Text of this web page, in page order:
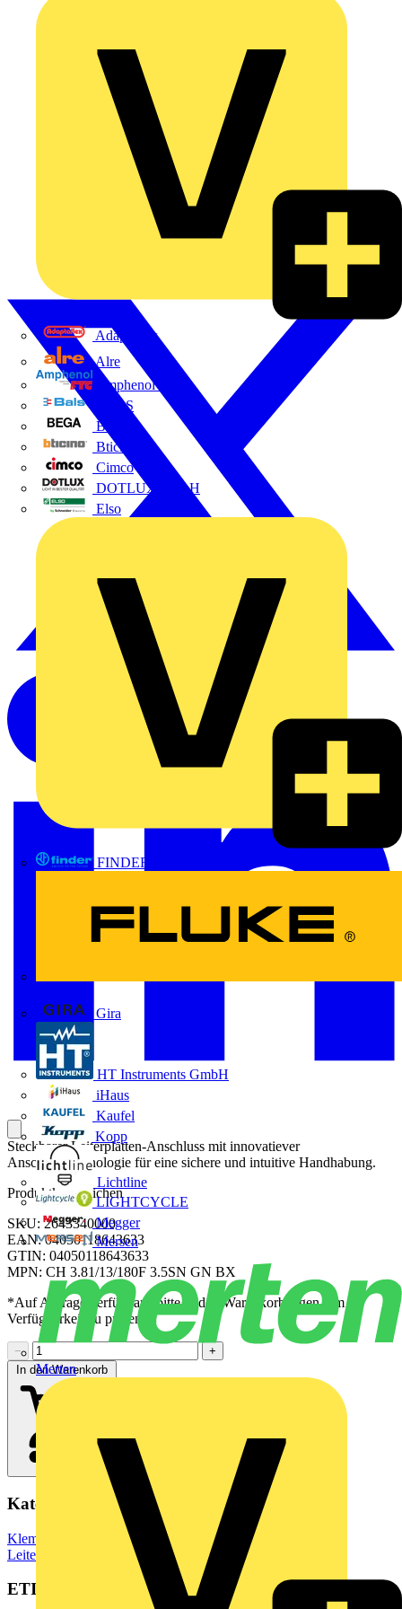
Adaptaflex
Alre
Amphenol FTG
BALS
Bega
Bticino
Cimco
DOTLUX GmbH
Elso
FINDER
Gira
HT Instruments GmbH
iHaus
Kaufel
Kopp
Lichtline
LIGHTCYCLE
Megger
Mersen
Merten
Steckbarer Leiterplatten-Anschluss mit innovatiever
Anschlusstechnologie für eine sichere und intuitive Handhabung.
Produktkennzeichen
SKU: 2643340000
EAN: 04050118643633
GTIN: 04050118643633
MPN: CH 3.81/13/180F 3.5SN GN BX
*Auf Anfrage verfügbar - bitte in den Warenkorb legen, um
Verfügbarkeit zu prüfen
−
+
In den Warenkorb
Kategorien
Klemmen, Steckverbinder & Verbindungselemente
Leiterplattensteckverbinder
ETIM Group